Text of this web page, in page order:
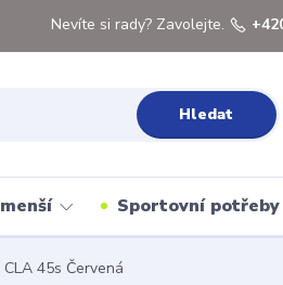
Hledat
Nevíte si rady? Zavolejte.
Sportovní potřeby
45s Červená